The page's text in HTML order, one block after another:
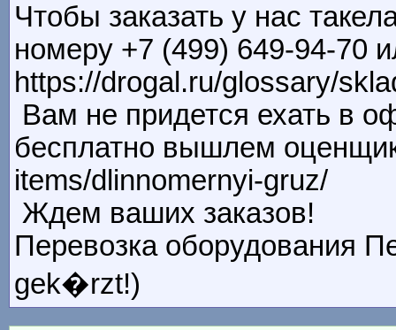
Чтобы заказать у нас
номеру +7 (499) 649-94-70
https://drogal.ru/glossary/
Вам не придется ехать в
бесплатно вышлем
items/dlinnomernyi-gruz/
Ждем ваших заказов!
Перевозка оборудования
gek�rzt!)